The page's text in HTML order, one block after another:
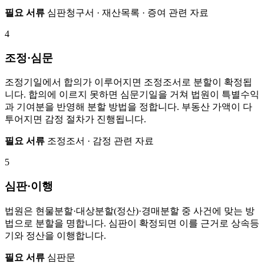
필요 서류 심판청구서 · 재산목록 · 증여 관련 자료
4
조정·심문
조정기일에서 합의가 이루어지면 조정조서로 분할이 확정됩
니다. 합의에 이르지 못하면 심문기일을 거쳐 법원이 특별수익
과 기여분을 반영해 분할 방법을 정합니다. 부동산 가액이 다
투어지면 감정 절차가 진행됩니다.
필요 서류 조정조서 · 감정 관련 자료
5
심판·이행
법원은 현물분할·대상분할(정산)·경매분할 중 사건에 맞는 방
법으로 분할을 명합니다. 심판이 확정되면 이를 근거로 상속등
기와 정산을 이행합니다.
필요 서류 심판문